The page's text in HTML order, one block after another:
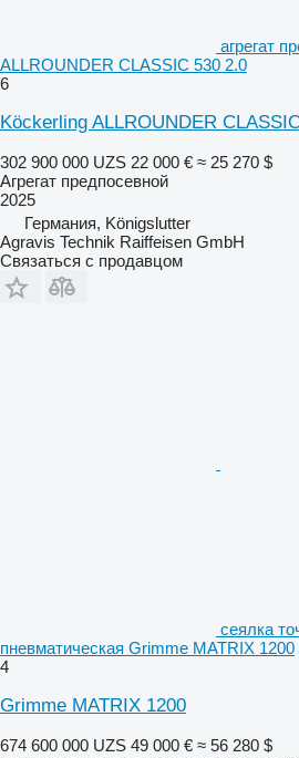
агрегат
ALLROUNDER CLASSIC 530 2.0
6
Köckerling ALLROUNDER
302 900 000 UZS 22 000 € ≈ 25 270 $
Агрегат предпосевной
2025
Германия, Königslutter
Agravis Technik Raiffeisen GmbH
Связаться с продавцом
сеялка
пневматическая Grimme MATRIX 1200
4
Grimme MATRIX 1200
674 600 000 UZS 49 000 € ≈ 56 280 $